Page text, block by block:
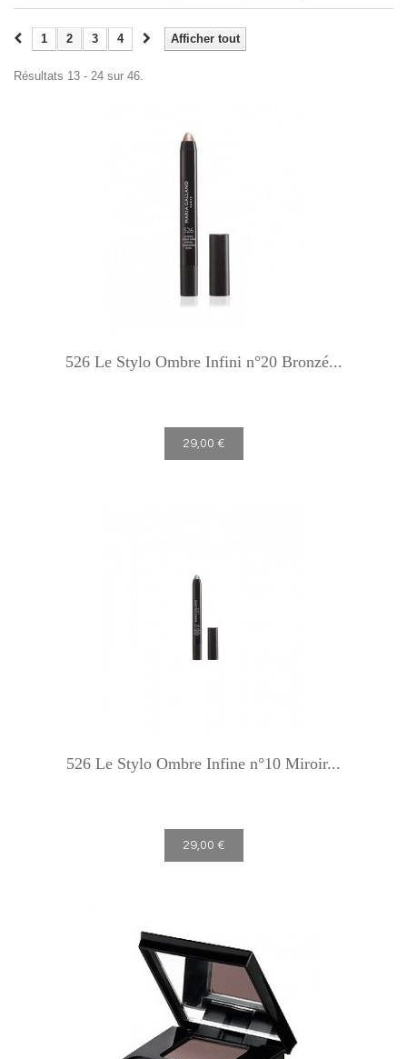
Afficher tout
1 2 3 4
Résultats 13 - 24 sur 46.
526 Le Stylo Ombre Infini n°20 Bronzé...
29,00 €
526 Le Stylo Ombre Infine n°10 Miroir...
29,00 €